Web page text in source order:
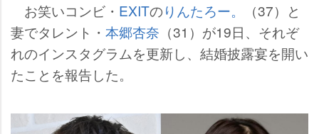
お笑いコンビ・ EXITのりんたろー。
（37）と
妻でタレント・ 本郷杏奈 （31）が19日、それぞ
れのインスタグラムを更新し、結婚披露宴を開い
たことを報告した。